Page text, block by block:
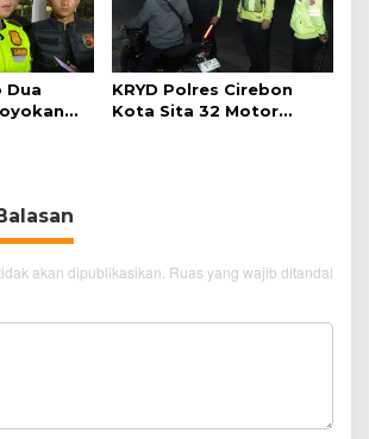
Dua
KRYD Polres Cirebon
Kota Sita 32 Motor
akan dipublikasikan. Ruas yang wajib ditandai